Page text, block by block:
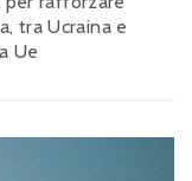
tra Ucraina e
Ue